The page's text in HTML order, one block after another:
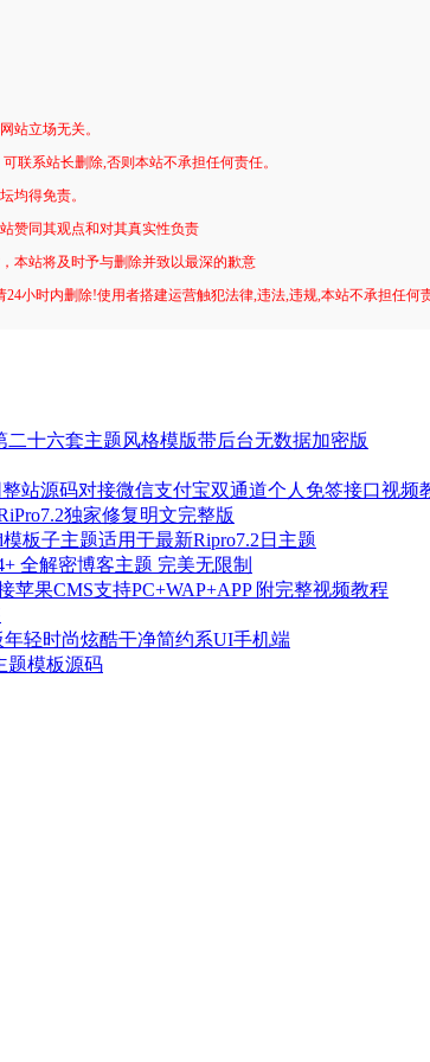
站立场无关。
联系站长删除,否则本站不承担任何责任。
均得免责。
赞同其观点和对其真实性负责
本站将及时予与删除并致以最深的歉意
小时内删除!使用者搭建运营触犯法律,违法,违规,本站不承担任何责
二十六套主题风格模版带后台无数据加密版
站源码对接微信支付宝双通道个人免签接口视频
独家修复明文完整版
板子主题适用于最新Ripro7.2日主题
全解密博客主题 完美无限制
苹果CMS支持PC+WAP+APP 附完整视频教程
轻时尚炫酷干净简约系UI手机端
题模板源码